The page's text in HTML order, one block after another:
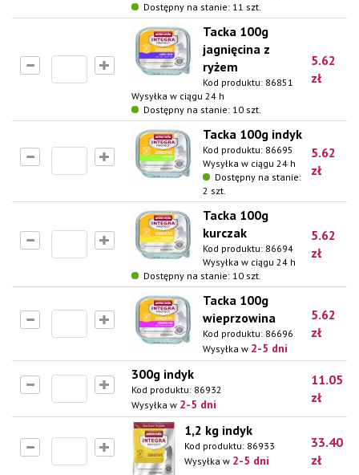
Dostępny na stanie: 11 szt.
Tacka 100g
jagnięcina z
ryżem
Kod produktu: 86851
Wysyłka w ciągu 24 h
Dostępny na stanie: 10 szt.
5.62
zł
Tacka 100g indyk
Kod produktu: 86695
Wysyłka w ciągu 24 h
Dostępny na stanie:
2 szt.
5.62
zł
Tacka 100g
kurczak
Kod produktu: 86694
Wysyłka w ciągu 24 h
Dostępny na stanie: 10 szt.
5.62
zł
Tacka 100g
wieprzowina
Kod produktu: 86696
Wysyłka w 2-5 dni
5.62
zł
300g indyk
Kod produktu: 86932
Wysyłka w 2-5 dni
11.05
zł
1,2 kg indyk
Kod produktu: 86933
Wysyłka w 2-5 dni
33.40
zł